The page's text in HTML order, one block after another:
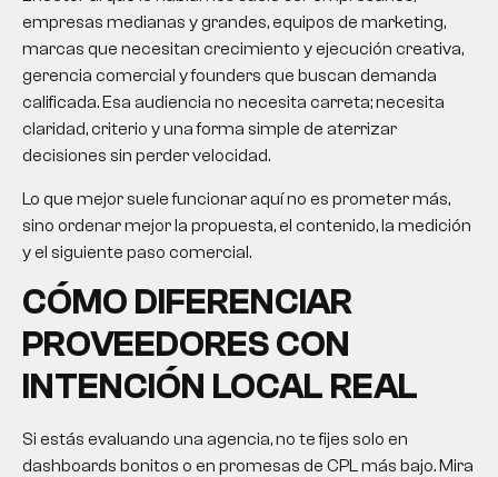
empresas medianas y grandes, equipos de marketing,
marcas que necesitan crecimiento y ejecución creativa,
gerencia comercial y founders que buscan demanda
calificada. Esa audiencia no necesita carreta; necesita
claridad, criterio y una forma simple de aterrizar
decisiones sin perder velocidad.
Lo que mejor suele funcionar aquí no es prometer más,
sino ordenar mejor la propuesta, el contenido, la medición
y el siguiente paso comercial.
CÓMO DIFERENCIAR
PROVEEDORES CON
INTENCIÓN LOCAL REAL
Si estás evaluando una agencia, no te fijes solo en
dashboards bonitos o en promesas de CPL más bajo. Mira